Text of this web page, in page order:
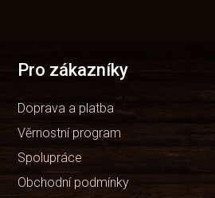
Pro zákazníky
Doprava a platba
Věrnostní program
Spolupráce
Obchodní podmínky